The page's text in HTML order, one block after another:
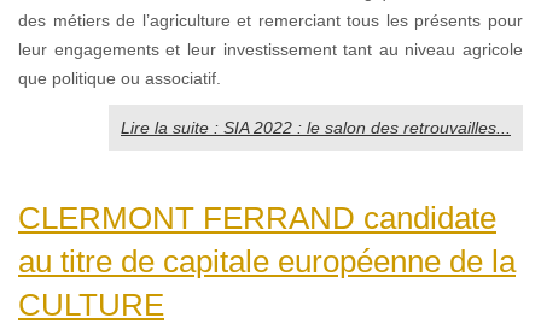
des métiers de l’agriculture et remerciant tous les présents pour
leur engagements et leur investissement tant au niveau agricole
que politique ou associatif.
Lire la suite : SIA 2022 : le salon des retrouvailles...
CLERMONT FERRAND candidate
au titre de capitale européenne de la
CULTURE